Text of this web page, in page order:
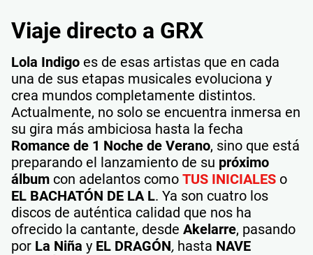
Viaje directo a GRX
Lola Indigo es de esas artistas que en cada
una de sus etapas musicales evoluciona y
crea mundos completamente distintos.
Actualmente, no solo se encuentra inmersa en
su gira más ambiciosa hasta la fecha
Romance de 1 Noche de Verano, sino que está
preparando el lanzamiento de su próximo
álbum con adelantos como TUS INICIALES o
EL BACHATÓN DE LA L. Ya son cuatro los
discos de auténtica calidad que nos ha
ofrecido la cantante, desde Akelarre, pasando
por La Niña y EL DRAGÓN, hasta NAVE